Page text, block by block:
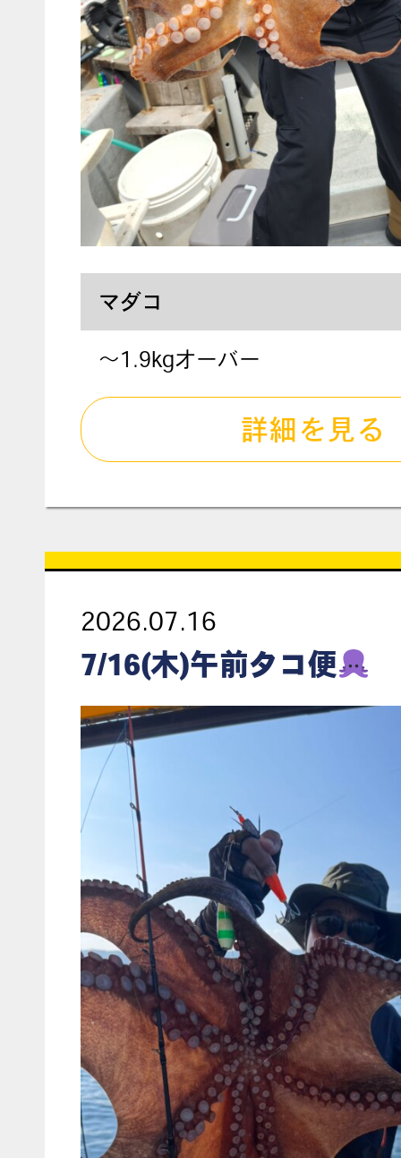
マダコ
～1.9kgオーバー
詳細を見る
2026.07.16
7/16(木)午前タコ便